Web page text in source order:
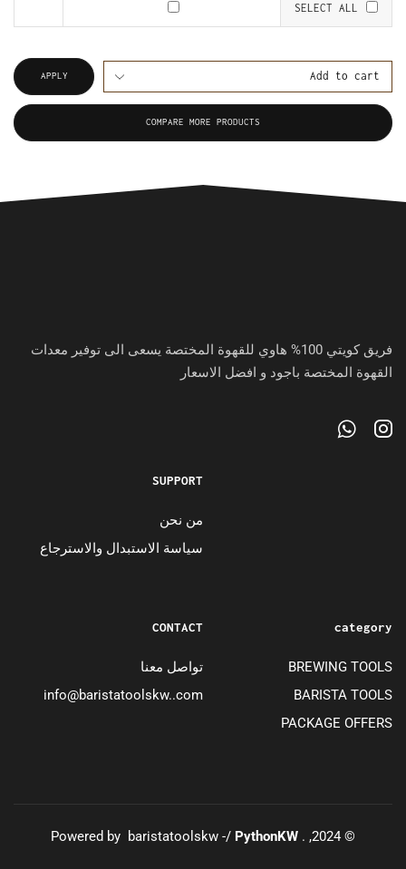
SELECT ALL
APPLY
COMPARE MORE PRODUCTS
فريق كويتي 100% هاوي للقهوة المختصة يسعى الى توفير معدات
القهوة المختصة باجود و افضل الاسعار
SUPPORT
من نحن
سياسة الاستبدال والاسترجاع
category
BREWING TOOLS
BARISTA TOOLS
PACKAGE OFFERS
CONTACT
تواصل معنا
info@baristatoolskw..com
© 2024, . Powered by baristatoolskw -/
PythonKW